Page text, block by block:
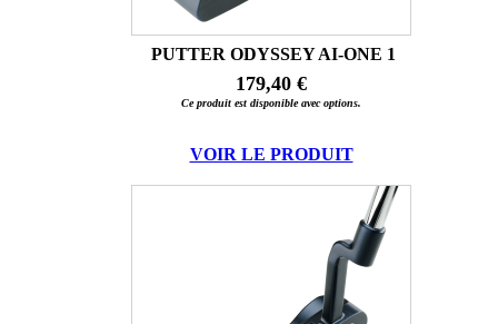
PUTTER ODYSSEY AI-ONE 1
179,40 €
Ce produit est disponible avec options.
VOIR LE PRODUIT